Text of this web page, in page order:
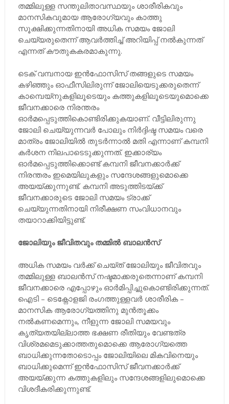
തമ്മിലുള്ള സന്തുലിതാവസ്ഥയും ശാരീരികവും
മാനസികവുമായ ആരോഗ്യവും കാത്തു
സൂക്ഷിക്കുന്നതിനായി അധിക സമയം ജോലി
ചെയ്യരുതെന്ന് ആവർത്തിച്ച് അറിയിപ്പ് നൽകുന്ന‌ത്
എന്നത് കൗതുകകരമാകുന്നു.
ടെക് വമ്പനായ ഇൻഫോസിസ് തങ്ങളുടെ സമയം
കഴിഞ്ഞും ഓഫീസിലിരുന്ന് ജോലിയെടുക്കരുതെന്ന്
കാമ്പെയ്നുകളിലൂടെയും കത്തുകളിലൂടെയുമൊക്കെ
ജീവനക്കാരെ നിരന്തരം
ഓർമപ്പെടുത്തികൊണ്ടിരിക്കുകയാണ്. വീട്ടിലിരുന്നു
ജോലി ചെയ്യുന്നവർ പോലും നിർദ്ദിഷ്ട സമയം വരെ
മാത്രം ജോലിയിൽ തുടർന്നാൽ മതി എന്നാണ് കമ്പനി
കര്‍ശന നിലപാടെടുക്കുന്നത്. ഇക്കാര്യം
ഓർമപ്പെടുത്തിക്കൊണ്ട് കമ്പനി ജീവനക്കാർക്ക്
നിരന്തരം ഇമെയിലുകളും സന്ദേശങ്ങളുമൊക്കെ
അയയ്ക്കുന്നുണ്ട്. കമ്പനി അടുത്തിടയ്ക്ക്
ജീവനക്കാരുടെ ജോലി സമയം ട്രാക്ക്
ചെയ്യുന്നതിനായി നിരീക്ഷണ സംവിധാനവും
തയാറാക്കിയിട്ടുണ്ട്.
ജോലിയും ജീവിതവും തമ്മില്‍ ബാലൻസ്
അധിക സമയം വർക്ക് ചെയ്ത് ജോലിയും ജീവിതവും
തമ്മിലുള്ള ബാലൻസ് നഷ്ടമാക്കരുതെന്നാണ് കമ്പനി
ജീവനക്കാരെ എപ്പോഴും ഓർമിപ്പിച്ചുകൊണ്ടിരിക്കുന്നത്.
ഐടി – ടെക്നോളജി രംഗത്തുള്ളവർ ശാരീരിക –
മാനസിക ആരോഗ്യത്തിനു മുൻതൂക്കം
നൽകണമെന്നും, നീളുന്ന ജോലി സമയവും
കൃത്യതയില്ലാത്ത ഭക്ഷണ രീതിയും വേണ്ടത്ര
വിശ്രമമെടുക്കാത്തതുമൊക്കെ ആരോഗ്യത്തെ
ബാധിക്കുന്നതോടൊപ്പം ജോലിയിലെ മികവിനെയും
ബാധിക്കുമെന്ന് ഇൻഫോസിസ് ജീവനക്കാർക്ക്
അയയ്ക്കുന്ന കത്തുകളിലും സന്ദേശങ്ങളിലുമൊക്കെ
വിശദീകരിക്കുന്നുണ്ട്.